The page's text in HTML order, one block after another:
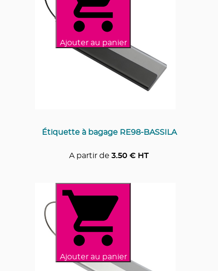
Ajouter au panier
Étiquette à bagage RE98-BASSILA
A partir de 3.50 € HT
Ajouter au panier